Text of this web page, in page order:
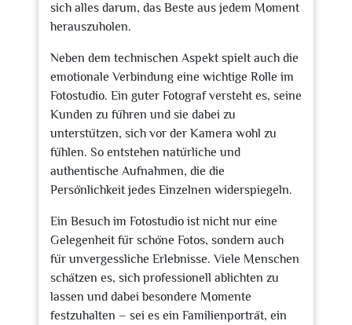
sich alles darum, das Beste aus jedem Moment
herauszuholen.
Neben dem technischen Aspekt spielt auch die
emotionale Verbindung eine wichtige Rolle im
Fotostudio. Ein guter Fotograf versteht es, seine
Kunden zu führen und sie dabei zu
unterstützen, sich vor der Kamera wohl zu
fühlen. So entstehen natürliche und
authentische Aufnahmen, die die
Persönlichkeit jedes Einzelnen widerspiegeln.
Ein Besuch im Fotostudio ist nicht nur eine
Gelegenheit für schöne Fotos, sondern auch
für unvergessliche Erlebnisse. Viele Menschen
schätzen es, sich professionell ablichten zu
lassen und dabei besondere Momente
festzuhalten – sei es ein Familienporträt, ein